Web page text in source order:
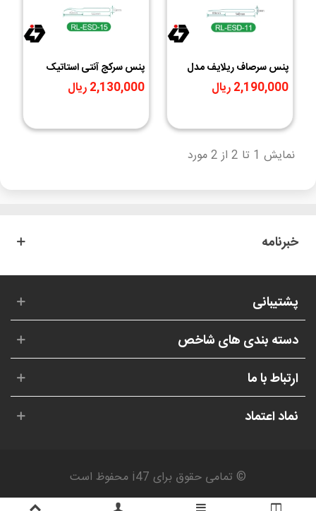
پنس سرصاف ریلایف مدل
استاتیک مخصوص تعمیرات
2,190,000 ریال
پنس سرکج آنتی استاتیک
ابزار دقیق تعمیرات الکترونیک
2,130,000 ریال
نمایش 1 تا 2 از 2 مورد
خبرنامه
پشتیبانی
دسته بندی های شاخص
ارتباط با ما
نماد اعتماد
© تمامی حقوق برای i47 محفوظ است